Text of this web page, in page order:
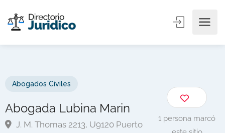
Abogados Civiles
Abogada Lubina Marin
J. M. Thomas 2213, U9120 Puerto
1 persona marcó